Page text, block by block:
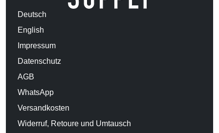
Deutsch
English
Impressum
Datenschutz
AGB
WhatsApp
Versandkosten
Widerruf, Retoure und Umtausch